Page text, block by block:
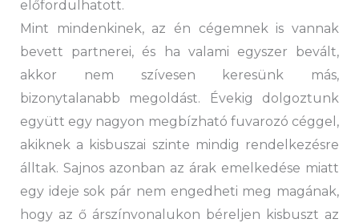
előfordulhatott.
Mint mindenkinek, az én cégemnek is vannak
bevett partnerei, és ha valami egyszer bevált,
akkor nem szívesen keresünk más,
bizonytalanabb megoldást. Évekig dolgoztunk
együtt egy nagyon megbízható fuvarozó céggel,
akiknek a kisbuszai szinte mindig rendelkezésre
álltak. Sajnos azonban az árak emelkedése miatt
egy ideje sok pár nem engedheti meg magának,
hogy az ő árszínvonalukon béreljen kisbuszt az